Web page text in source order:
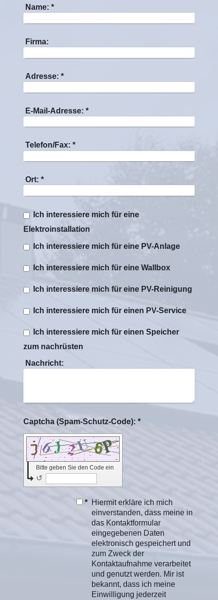
Name: *
Firma:
Adresse: *
E-Mail-Adresse: *
Telefon/Fax: *
Ort: *
Ich interessiere mich für eine
Elektroinstallation
Ich interessiere mich für eine PV-Anlage
Ich interessiere mich für eine Wallbox
Ich interessiere mich für eine PV-Reinigung
Ich interessiere mich für einen PV-Service
Ich interessiere mich für einen Speicher
zum nachrüsten
Nachricht:
Captcha (Spam-Schutz-Code): *
Bitte geben Sie den Code ein
↺
* Hiermit erkläre ich mich
einverstanden, dass meine in
das Kontaktformular
eingegebenen Daten
elektronisch gespeichert und
zum Zweck der
Kontaktaufnahme verarbeitet
und genutzt werden. Mir ist
bekannt, dass ich meine
Einwilligung jederzeit